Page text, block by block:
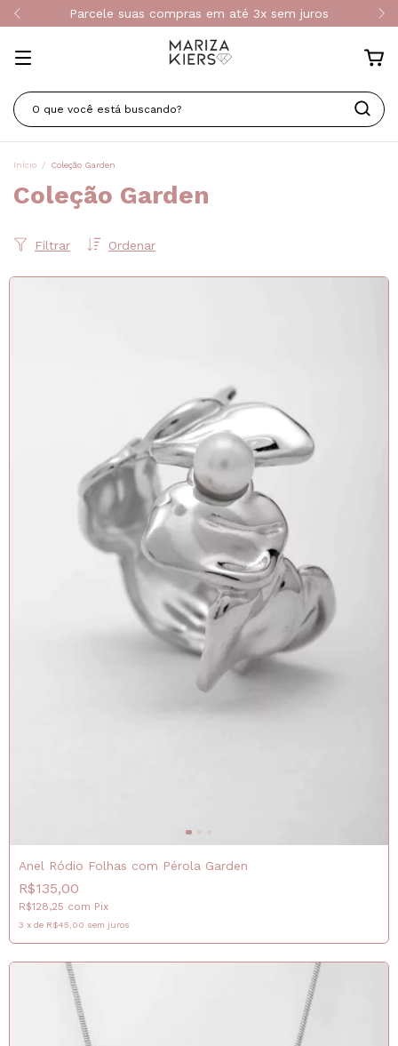
Parcele suas compras em até 3x sem juros
Início / Coleção Garden
Coleção Garden
Ordenar
Filtrar
Anel Ródio Folhas com Pérola Garden
R$135,00
R$128,25 com Pix
3 x de R$45,00 sem juros